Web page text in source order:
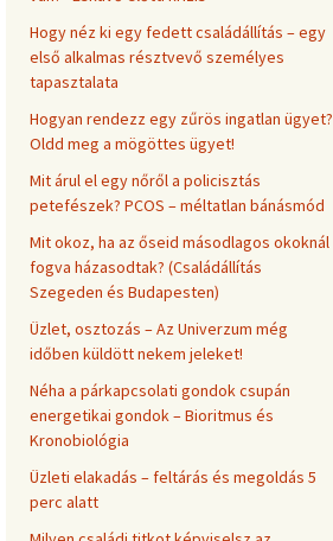
Hogy néz ki egy fedett családállítás – egy
első alkalmas résztvevő személyes
tapasztalata
Hogyan rendezz egy zűrös ingatlan ügyet?
Oldd meg a mögöttes ügyet!
Mit árul el egy nőről a policisztás
petefészek? PCOS – méltatlan bánásmód
Mit okoz, ha az őseid másodlagos okoknál
fogva házasodtak? (Családállítás
Szegeden és Budapesten)
Üzlet, osztozás – Az Univerzum még
időben küldött nekem jeleket!
Néha a párkapcsolati gondok csupán
energetikai gondok – Bioritmus és
Kronobiológia
Üzleti elakadás – feltárás és megoldás 5
perc alatt